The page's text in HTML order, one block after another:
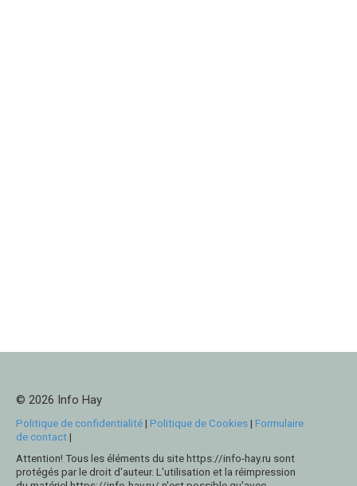
© 2026 Info Hay
Politique de confidentialité| Politique de Cookies| Formulaire
de contact|
Attention! Tous les éléments du site https://info-hay.ru sont
protégés par le droit d'auteur. L'utilisation et la réimpression